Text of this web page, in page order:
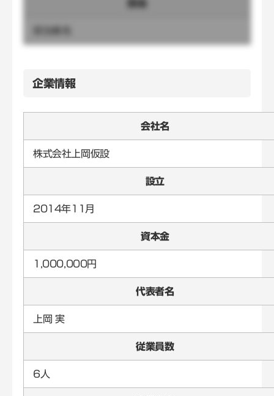
企業情報
会社名
株式会社上岡仮設
設立
2014年11月
資本金
1,000,000円
代表者名
上岡 実
従業員数
6人